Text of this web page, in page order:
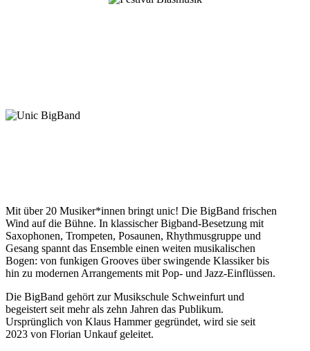
Mit über 20 Musiker*innen bringt unic! Die BigBand frischen
Wind auf die Bühne. In klassischer Bigband-Besetzung mit
Saxophonen, Trompeten, Posaunen, Rhythmusgruppe und
Gesang spannt das Ensemble einen weiten musikalischen
Bogen: von funkigen Grooves über swingende Klassiker bis
hin zu modernen Arrangements mit Pop- und Jazz-Einflüssen.
Die BigBand gehört zur Musikschule Schweinfurt und
begeistert seit mehr als zehn Jahren das Publikum.
Ursprünglich von Klaus Hammer gegründet, wird sie seit
2023 von Florian Unkauf geleitet.